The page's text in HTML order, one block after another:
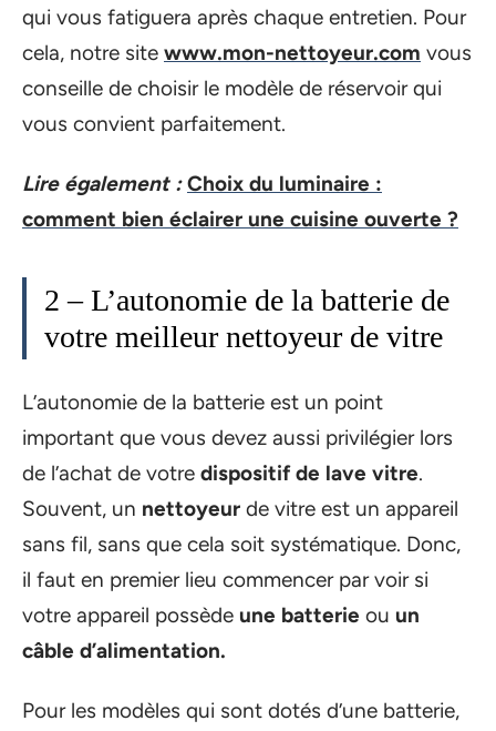
qui vous fatiguera après chaque entretien. Pour
cela, notre site www.mon-nettoyeur.com vous
conseille de choisir le modèle de réservoir qui
vous convient parfaitement.
Lire également : Choix du luminaire :
comment bien éclairer une cuisine ouverte ?
2 – L’autonomie de la batterie de
votre meilleur nettoyeur de vitre
L’autonomie de la batterie est un point
important que vous devez aussi privilégier lors
de l’achat de votre dispositif de lave vitre.
Souvent, un nettoyeur de vitre est un appareil
sans fil, sans que cela soit systématique. Donc,
il faut en premier lieu commencer par voir si
votre appareil possède une batterie ou un
câble d’alimentation.
Pour les modèles qui sont dotés d’une batterie,